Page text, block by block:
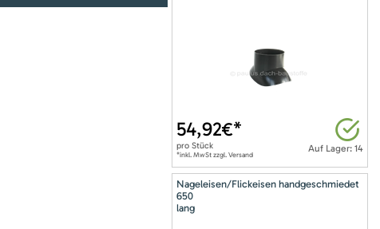
Auf Lager: 14
54,92€*
pro Stück
*inkl. MwSt zzgl. Versand
Nageleisen/Flickeisen handgeschmiedet
650
lang